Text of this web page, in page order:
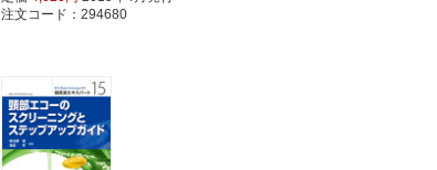
注文コード：294680